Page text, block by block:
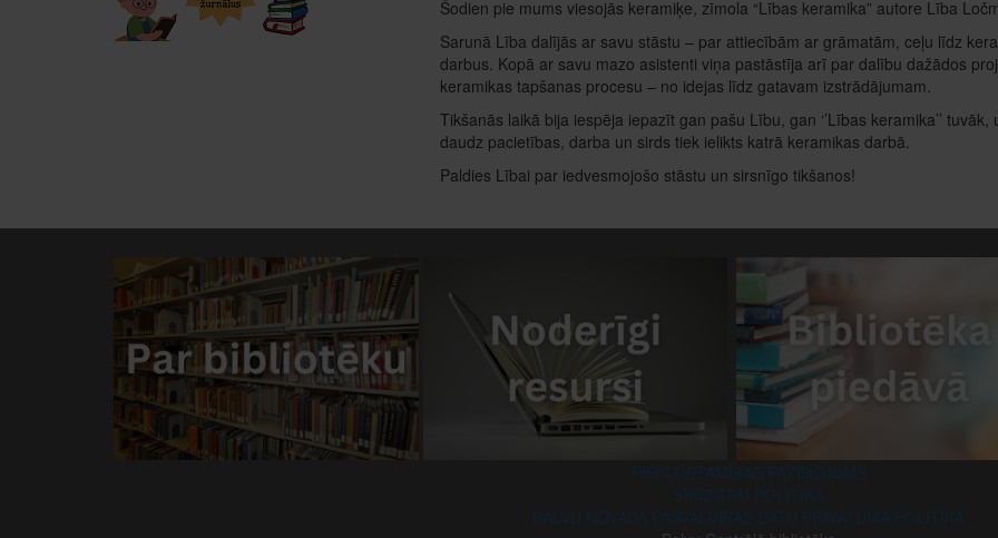
Šodien pie mums viesojās keramiķe, zīmola “Lības keramika” autore Lība
Sarunā Lība dalījās ar savu stāstu – par attiecībām ar grāmatām, ceļu līdz
darbus. Kopā ar savu mazo asistenti viņa pastāstīja arī par dalību dažādos
keramikas tapšanas procesu – no idejas līdz gatavam izstrādājumam.
Tikšanās laikā bija iespēja iepazīt gan pašu Lību, gan ‘’Lības keramika’’
daudz pacietības, darba un sirds tiek ielikts katrā keramikas darbā.
Paldies Lībai par iedvesmojošo stāstu un sirsnīgo tikšanos!